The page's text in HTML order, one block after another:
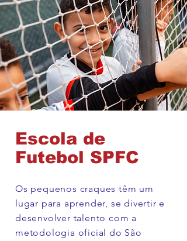
Escola de
Futebol SPFC
Os pequenos craques têm um
lugar para aprender, se divertir e
desenvolver talento com a
metodologia oficial do São